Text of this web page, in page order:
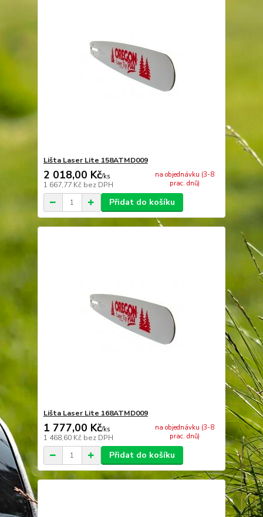
Lišta Laser Lite 158ATMD009
2 018,00 Kč/ks
1 667,77 Kč bez DPH
na objednávku (3-8
prac. dnů)
Přidat do košíku
Lišta Laser Lite 168ATMD009
1 777,00 Kč/ks
1 468,60 Kč bez DPH
na objednávku (3-8
prac. dnů)
Přidat do košíku